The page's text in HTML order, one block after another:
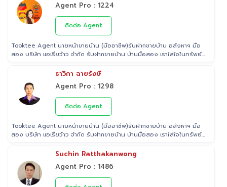
Agent Pro : 1224
ติดต่อ Agent
Tooktee Agent นายหน้าขายบ้าน (มืออาชีพ)รับฝากขายบ้าน อสังหาฯ มือ
สอง บริษัท แอเรียว้าว จำกัด รับฝากขายบ้าน บ้านมือสอง เราใส่ใจในทรัพย์
ตั้งแต่การประเมินราคา ถ่ายรูป/ทำการตลาด/โฆษณาผ่านสื่อต่างๆ/ เดินสิน
ขายที่ดิน และอสังหาริมทรัพย์ทุกประเภทได้ โดยทีมงานมืออาชีพ กว่า 2,000
ท่าน ที่มีประสบการณ์ด้านอสังหาริมทรัพย์ มากกว่า 25 ปี ครอบคลุมทั่วพื้นที่
กรุงเทพฯ ปริมณฑล โดยมีพันธมิตรธนาคารหลายแห่ง และทีมนิติกรรมของ
กรมที่ดินทุกพื้นที่ ไร้กังวลเรื่องการโอนกรรมสิทธิ์
ธาวิกา ฉายรังษี
Agent Pro : 1298
ติดต่อ Agent
Tooktee Agent นายหน้าขายบ้าน (มืออาชีพ)รับฝากขายบ้าน อสังหาฯ มือ
สอง บริษัท แอเรียว้าว จำกัด รับฝากขายบ้าน บ้านมือสอง เราใส่ใจในทรัพย์
ตั้งแต่การประเมินราคา ถ่ายรูป/ทำการตลาด/โฆษณาผ่านสื่อต่างๆ/ เดินสิน
เชื่อ จนไปถึงขั้นตอนการโอนฯกรรมสิทธิ์ รับฝากขายเพื่อให้ลูกค้าขายบ้าน
ขายที่ดิน และอสังหาริมทรัพย์ทุกประเภทได้ โดยทีมงานมืออาชีพ กว่า 2,000
ท่าน ที่มีประสบการณ์ด้านอสังหาริมทรัพย์ มากกว่า 25 ปี ครอบคลุมทั่วพื้นที่
Suchin Ratthakanwong
Agent Pro : 1486